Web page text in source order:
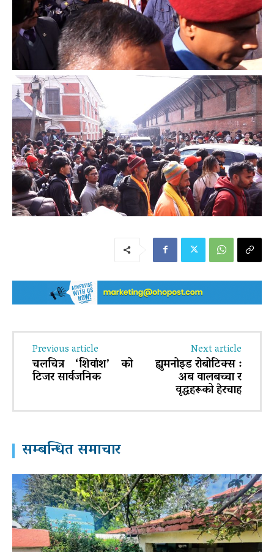
Previous article
चलचित्र ‘शिवांश’ को
टिजर सार्वजनिक
Next article
ह्युमनोइड रोबोटिक्स :
अब वालबच्चा र
वृद्धहरूको हेरचाह
सम्बन्धित समाचार